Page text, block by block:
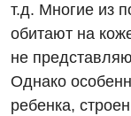
Видео
Рентгенография
т.д. Многие из
обитают на
не
Однако
ребенка,